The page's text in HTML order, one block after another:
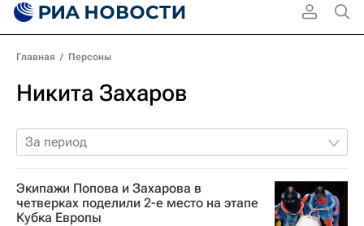
Главная / Персоны
Никита Захаров
За период
Экипажи Попова и Захарова в
четверках поделили 2-е место на этапе
Кубка Европы